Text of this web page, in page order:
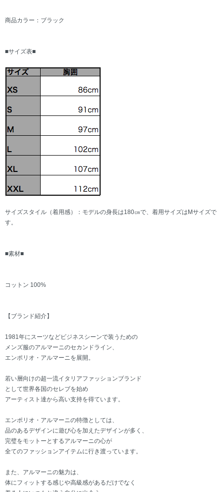
商品カラー：ブラック
■サイズ表■
サイズスタイル（着用感）：モデルの身長は180㎝で、着用サイズはMサイズで
す。
■素材■
コットン 100%
【ブランド紹介】
1981年にスーツなどビジネスシーンで装うための
メンズ服のアルマーニのセカンドライン、
エンポリオ・アルマーニを展開。
若い層向けの超一流イタリアファッションブランド
として世界各国のセレブを始め
アーティスト達から高い支持を得ています。
エンポリオ・アルマーニの特徴としては、
品のあるデザインに遊び心を加えたデザインが多く、
完璧をモットーとするアルマーニの心が
全てのファッションアイテムに行き渡っています。
また、アルマーニの魅力は、
体にフィットする感じや高級感があるだけでなく